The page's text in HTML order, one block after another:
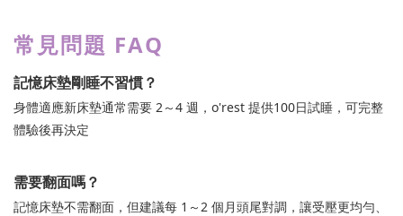
常見問題 FAQ
記憶床墊剛睡不習慣？
身體適應新床墊通常需要 2～4 週，o'rest 提供100日試睡，可完整
體驗後再決定
需要翻面嗎？
記憶床墊不需翻面，但建議每 1～2 個月頭尾對調，讓受壓更均勻、